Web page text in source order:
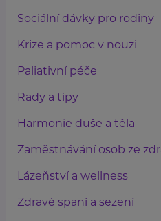
Sociální dávky pro rodiny
Krize a pomoc v nouzi
Paliativní péče
Rady a tipy
Harmonie duše a těla
Zaměstnávání osob ze
Lázeňství a wellness
Zdravé spaní a sezení